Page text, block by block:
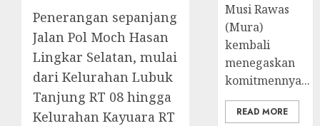
Penerangan sepanjang
Jalan Pol Moch Hasan
Lingkar Selatan, mulai
dari Kelurahan Lubuk
Tanjung RT 08 hingga
Kelurahan Kayuara RT
Musi Rawas
(Mura)
kembali
menegaskan
komitmennya...
READ MORE